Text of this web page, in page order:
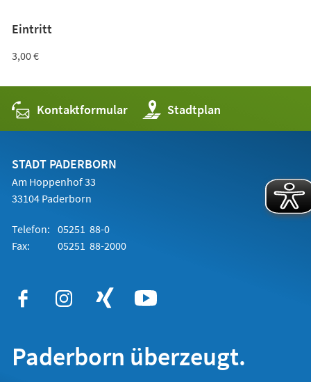
Eintritt
3,00 €
Kontaktformular Stadtplan
(Öffnet
in
einem
STADT PADERBORN
Am Hoppenhof 33
33104 Paderborn
Telefon: 05251 88-0
Fax:
05251 88-2000
Paderborn überzeugt.